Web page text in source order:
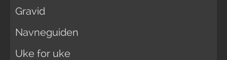
Gravid
Navneguiden
Uke for uke